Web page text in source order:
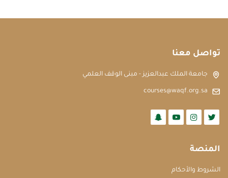
تواصل معنا
جامعة الملك عبدالعزيز - مبنى الوقف العلمي
courses@waqf.org.sa
المنصة
الشروط والأحكام